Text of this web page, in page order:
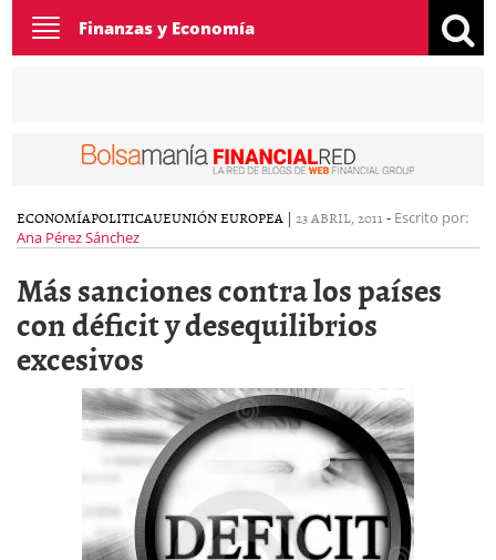
Toggle
navigation
Finanzas y Economía
ECONOMÍAPOLITICAUEUNIÓN EUROPEA | 23 ABRIL, 2011 - Escrito por:
Ana Pérez Sánchez
Más sanciones contra los países
con déficit y desequilibrios
excesivos